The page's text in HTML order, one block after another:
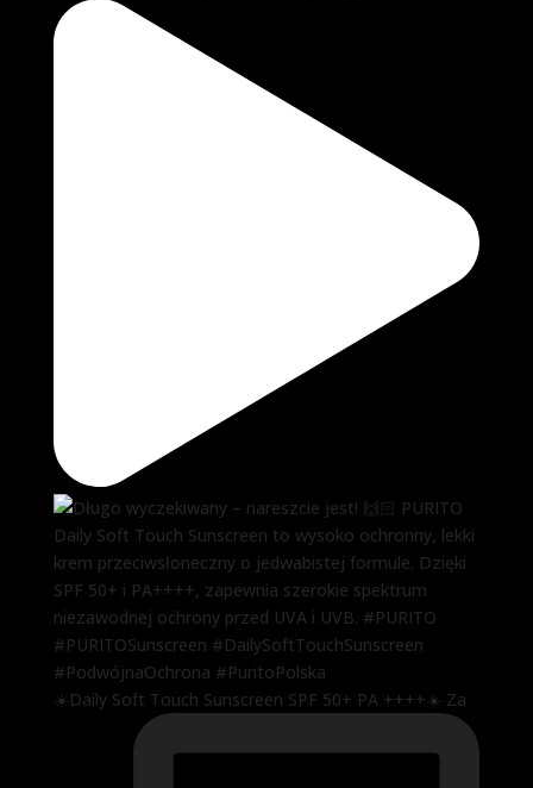
☀️Daily Soft Touch Sunscreen SPF 50+ PA ++++☀️ Za